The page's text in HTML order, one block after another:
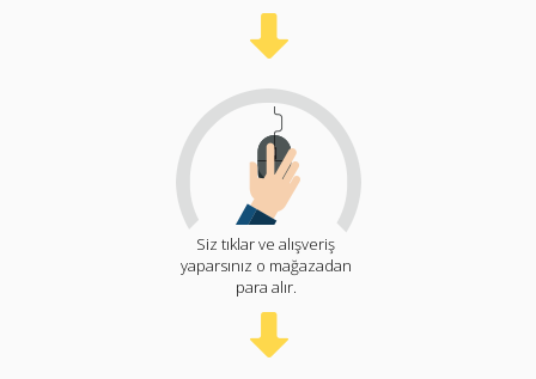
Siz tıklar ve alışveriş
yaparsınız o mağazadan
para alır.